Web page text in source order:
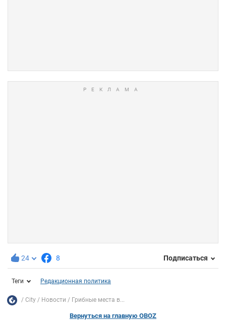
24 8 Подписаться
Теги Редакционная политика
City Новости Грибные места в...
Вернуться на главную OBOZ